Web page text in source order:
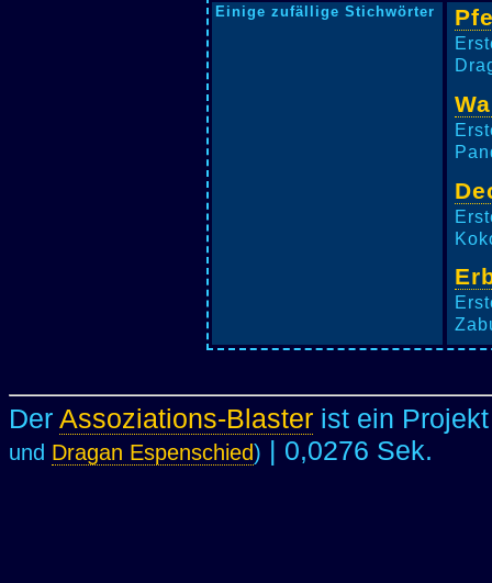
Einige zufällige Stichwörter
Der Assoziations-Blaster ist ein
und Dragan Espenschied) | 0,0276 Sek.